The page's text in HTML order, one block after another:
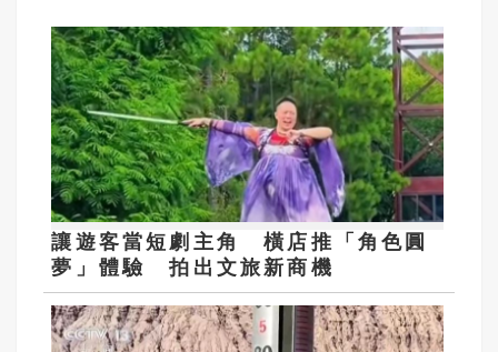
讓遊客當短劇主角 橫店推「角色圓
夢」體驗 拍出文旅新商機